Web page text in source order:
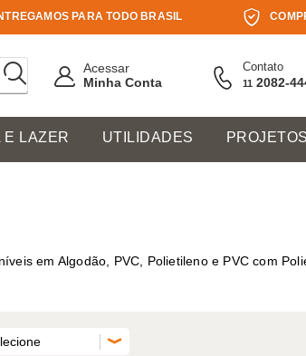
PARA TODO BRASIL
Acessar
Minha Conta
Contato
11 2082-
E LAZER UTILIDADES
em Algodão, PVC, Polietileno e PVC com